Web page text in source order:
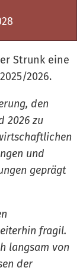
Strunk eine
2026.
den
2026 zu
und
geprägt
fragil.
langsam von
der